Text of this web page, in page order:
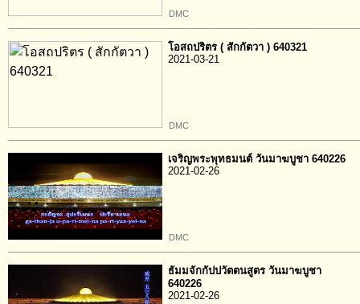
DMC
โอสถปริตร ( สักกัตวา ) 640321
2021-03-21
DMC
เจริญพระพุทธมนต์ วันมาฆบูชา 640226
2021-02-26
DMC
ธัมมจักกัปปวัตตนสูตร วันมาฆบูชา
640226
2021-02-26